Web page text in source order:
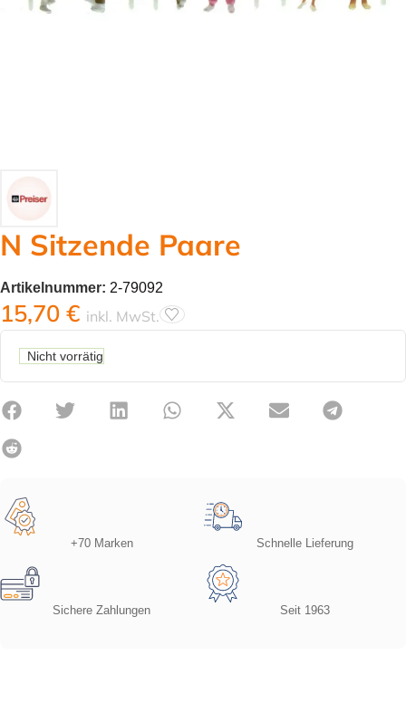
N Sitzende Paare
Artikelnummer: 2-79092
15,70 € inkl. MwSt.
Nicht vorrätig
+70 Marken Schnelle Lieferung
Sichere Zahlungen Seit 1963